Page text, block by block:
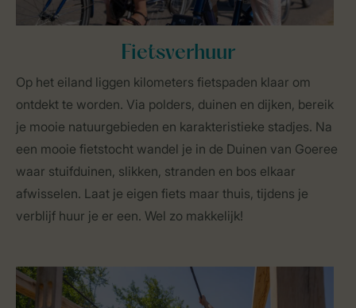
Fietsverhuur
Op het eiland liggen kilometers fietspaden klaar om
ontdekt te worden. Via polders, duinen en dijken, bereik
je mooie natuurgebieden en karakteristieke stadjes. Na
een mooie fietstocht wandel je in de Duinen van Goeree
waar stuifduinen, slikken, stranden en bos elkaar
afwisselen. Laat je eigen fiets maar thuis, tijdens je
verblijf huur je er een. Wel zo makkelijk!